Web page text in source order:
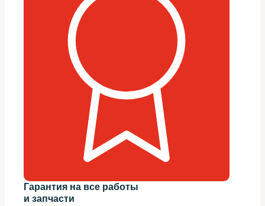
Гарантия на все работы
и запчасти